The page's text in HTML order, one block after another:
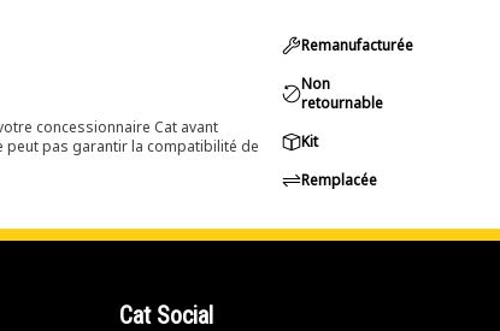
concessionnaire Cat avant
peut pas garantir la compatibilité de
Remanufacturée
Non
retournable
Kit
Remplacée
Cat Social